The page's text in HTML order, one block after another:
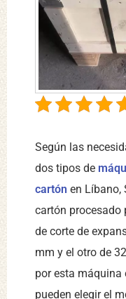
Según las
dos tipos de
cartón en Líbano,
cartón procesado
de corte de
mm y el otro de
por esta máquina
pueden elegir el